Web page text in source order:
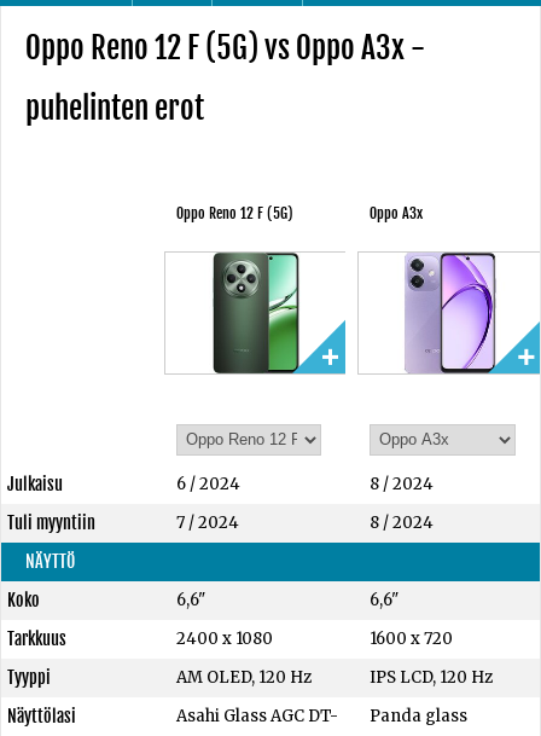
Oppo Reno 12 F (5G) vs Oppo A3x -
puhelinten erot
Oppo Reno 12 F (5G) Oppo A3x
Julkaisu 6 / 2024
8 / 2024
Tuli myyntiin
7 / 2024
8 / 2024
NÄYTTÖ
Koko
6,6"
6,6"
Tarkkuus
2400 x 1080
1600 x 720
Tyyppi
AM OLED, 120 Hz
IPS LCD, 120 Hz
Näyttölasi
Asahi Glass AGC DT-
Panda glass